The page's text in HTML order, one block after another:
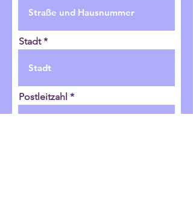
Stadt
Postleitzahl